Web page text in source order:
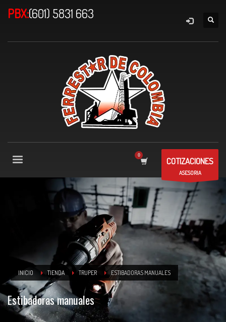
PBX:(601) 5831 663
COTIZACIONES
ASESORIA
INICIO TIENDA TRUPER ESTIBADORAS MANUALES
Estibadoras manuales